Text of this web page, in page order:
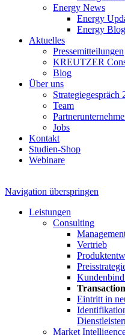
Energy News
Energy
Energy Blog
Aktuelles
Pressemitteilungen
KREUTZER
Blog
Über uns
Strategiegespräch
Team
Jobs
Kontakt
Studien-Shop
Webinare
Navigation überspringen
Leistungen
Consulting
Vertrieb
Eintritt in
Market